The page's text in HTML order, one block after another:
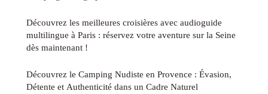
Découvrez les meilleures croisières avec audioguide
multilingue à Paris : réservez votre aventure sur la Seine
dès maintenant !
Découvrez le Camping Nudiste en Provence : Évasion,
Détente et Authenticité dans un Cadre Naturel